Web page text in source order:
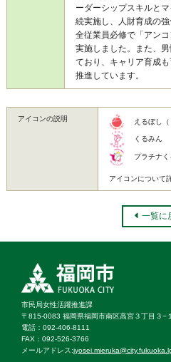
ーダーシップスキルと
続実施し、人財育成の強
全従業員必修で「アン
実施しました。また、
ており、キャリア育成
推進しています。
アイコンの説明 えるぼし（
くるみん
プラチナく
アイコンについて
一覧に
市民局女性活躍推進課
〒815-0083 福岡県福岡市南区高宮３丁目３−１
電話：092‐406‐8111
FAX：092‐526‐3766
メールアドレス: